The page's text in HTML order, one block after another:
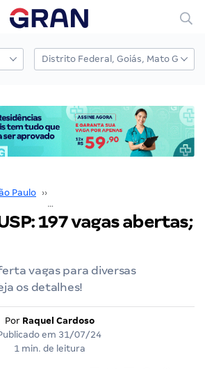
Paulo ››
197 vagas abertas;
vagas para diversas
os detalhes!
Por Raquel Cardoso
em 31/07/24
1 min. de leitura